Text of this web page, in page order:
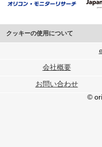
クッキーの使用について
このサイトでは Cookie を使用し
行っています。
メディアや広告配信、データ解析
各パートナーは、この情報とユー
ユーザーが各パートナーのサービ
会社概要
お問い合わせ
©